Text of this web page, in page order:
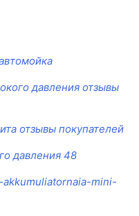
давления отзывы
отзывы покупателей
давления 48
mini-